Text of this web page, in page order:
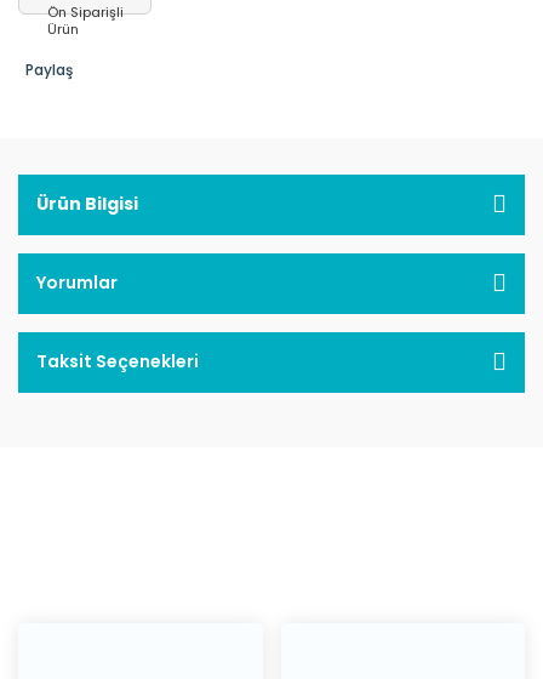
Ön Siparişli
Ürün
Paylaş
Ürün Bilgisi
Yorumlar
Taksit Seçenekleri